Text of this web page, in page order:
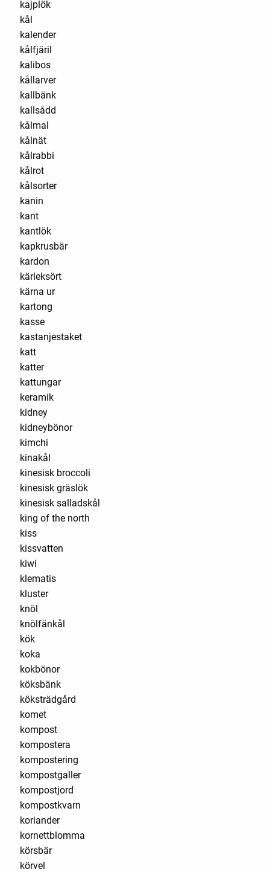
kajplök
kål
kalender
kålfjäril
kalibos
kållarver
kallbänk
kallsådd
kålmal
kålnät
kålrabbi
kålrot
kålsorter
kanin
kant
kantlök
kapkrusbär
kardon
kärleksört
kärna ur
kartong
kasse
kastanjestaket
katt
katter
kattungar
keramik
kidney
kidneybönor
kimchi
kinakål
kinesisk broccoli
kinesisk gräslök
kinesisk salladskål
king of the north
kiss
kissvatten
kiwi
klematis
kluster
knöl
knölfänkål
kök
koka
kokbönor
köksbänk
köksträdgård
komet
kompost
kompostera
kompostering
kompostgaller
kompostjord
kompostkvarn
koriander
kornettblomma
körsbär
körvel